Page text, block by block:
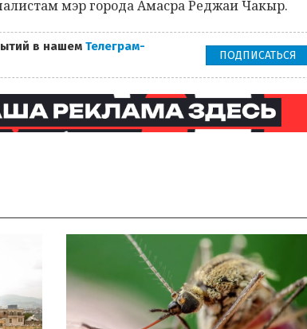
мэр города Амасра Реджаи Чакыр.
в нашем Телеграм-
ПОДПИСАТЬСЯ